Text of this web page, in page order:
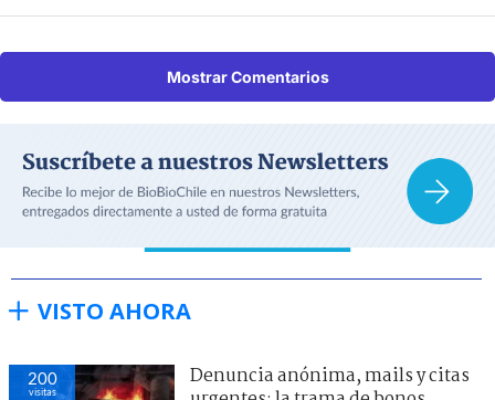
Mostrar Comentarios
VISTO AHORA
200
visitas
Denuncia anónima, mails y citas